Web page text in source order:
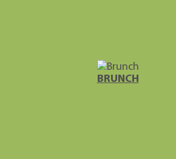
BRUNCH